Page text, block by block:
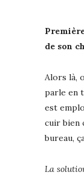
de son
Alors là,
parle en
est
cuir bien
bureau,
La